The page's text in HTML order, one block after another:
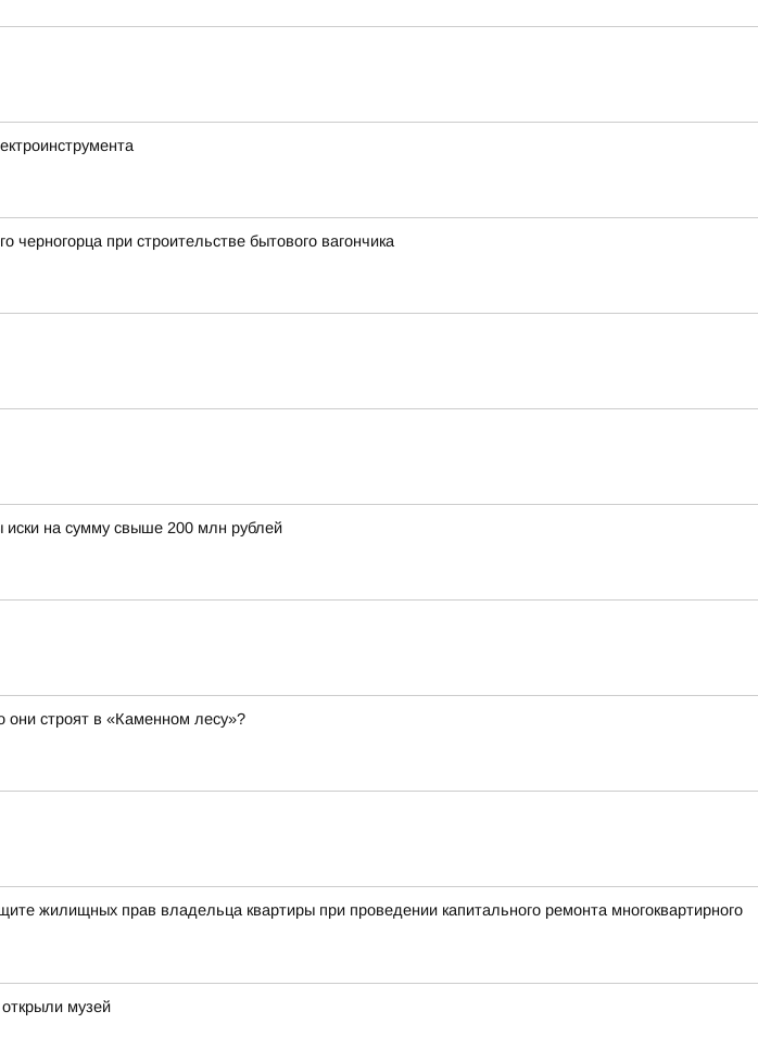
при строительстве бытового вагончика
иски на сумму свыше 200 млн рублей
они строят в «Каменном лесу»?
жилищных прав владельца квартиры при проведении капитального ремонта многоквартирного
музей